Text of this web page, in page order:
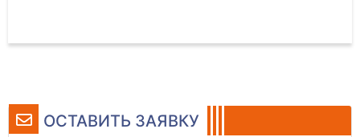
ОСТАВИТЬ ЗАЯВКУ